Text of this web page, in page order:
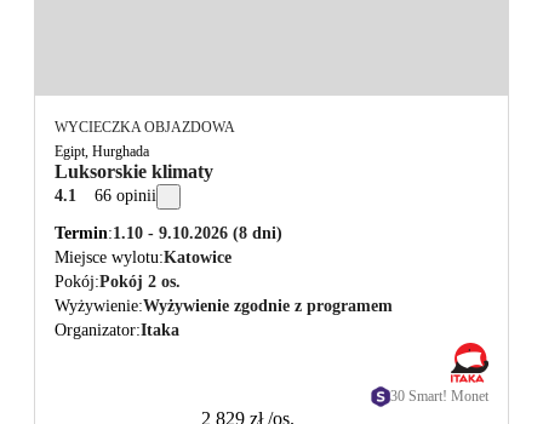
WYCIECZKA OBJAZDOWA
Egipt, Hurghada
Luksorskie klimaty
4.1 66 opinii
Termin 1.10 - 9.10.2026 (8 dni)
Miejsce wylotu Katowice
Pokój Pokój 2 os.
Wyżywienie Wyżywienie zgodnie z programem
Organizator Itaka
30 Smart! Monet
2 829 zł/os.